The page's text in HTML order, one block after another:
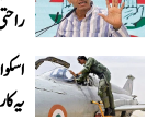
یہ